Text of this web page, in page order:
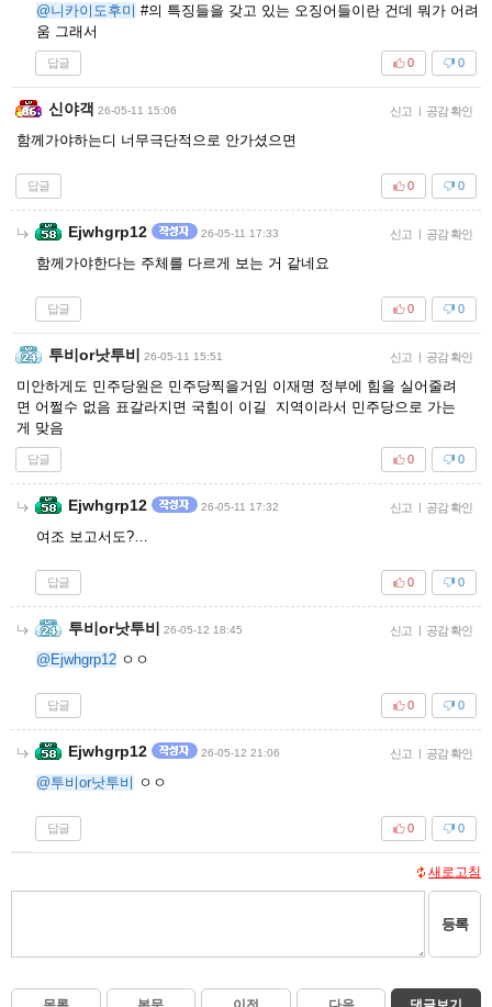
@니카이도후미 #의 특징들을 갖고 있는 오징어들이란 건데 뭐가 어려
움 그래서
답글 0
0
신야객 26-05-11 15:06 신고 | 공감 확인
함께가야하는디 너무극단적으로 안가셨으면
답글 0
0
Ejwhgrp12 26-05-11 17:33 신고 | 공감 확인
함께가야한다는 주체를 다르게 보는 거 같네요
답글 0
0
투비or낫투비 26-05-11 15:51 신고 | 공감 확인
미안하게도 민주당원은 민주당찍을거임 이재명 정부에 힘을 실어줄려
면 어쩔수 없음 표갈라지면 국힘이 이길 지역이라서 민주당으로 가는
게 맞음
답글 0
0
Ejwhgrp12 26-05-11 17:32 신고 | 공감 확인
여조 보고서도?…
답글 0
0
투비or낫투비 26-05-12 18:45 신고 | 공감 확인
@Ejwhgrp12 ㅇㅇ
답글 0
0
Ejwhgrp12 26-05-12 21:06 신고 | 공감 확인
@투비or낫투비 ㅇㅇ
답글 0
0
새로고침
등록